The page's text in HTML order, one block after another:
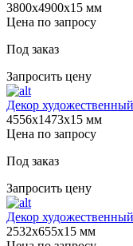
3800х4900х15 мм
Цена по запросу
Под заказ
Запросить цену
Декор
4556х1473х15 мм
Цена по запросу
Под заказ
Запросить цену
Декор
2532х655х15 мм